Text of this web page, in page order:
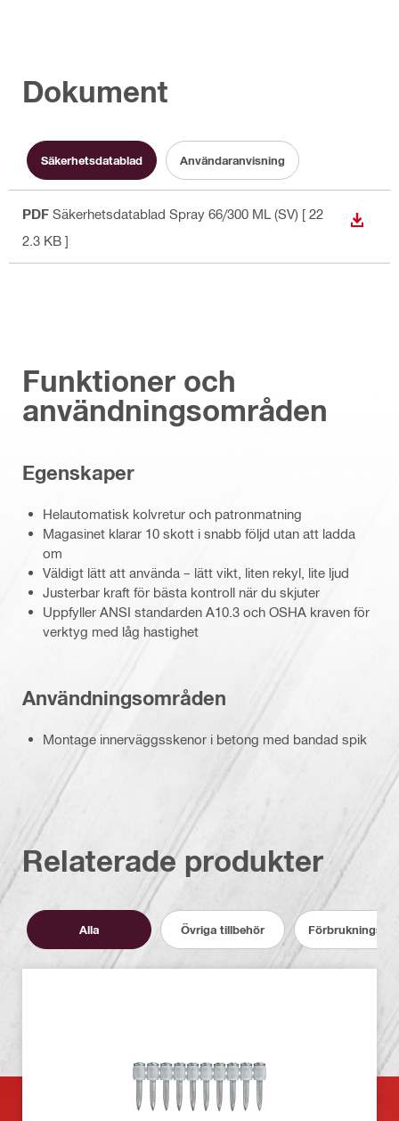
Dokument
Säkerhetsdatablad Användaranvisning
PDF Säkerhetsdatablad Spray 66/300 ML (SV) [ 22
2.3 KB ]
LADDA
Funktioner och
användningsområden
Egenskaper
Helautomatisk kolvretur och patronmatning
Magasinet klarar 10 skott i snabb följd utan att ladda
om
Väldigt lätt att använda – lätt vikt, liten rekyl, lite ljud
Justerbar kraft för bästa kontroll när du skjuter
Uppfyller ANSI standarden A10.3 och OSHA kraven för
verktyg med låg hastighet
Användningsområden
Montage innerväggsskenor i betong med bandad spik
Relaterade produkter
Alla Övriga tillbehör